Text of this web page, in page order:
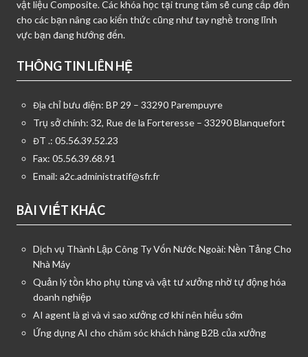
vật liệu Composite. Các khóa học tại trung tâm sẽ cung cấp đến
cho các bạn nâng cao kiến thức cũng như tay nghề trong lĩnh
vực bạn đang hướng đến.
THÔNG TIN LIÊN HỆ
Địa chỉ bưu điện: BP 29 – 33290 Parempuyre
Trụ sở chính: 32, Rue de la Forteresse – 33290 Blanquefort
ĐT .: 05.56.39.52.23
Fax: 05.56.39.68.91
Email: a2c.administratif@sfr.fr
BÀI VIẾT KHÁC
Dịch vụ Thành Lập Công Ty Vốn Nước Ngoài: Nền Tảng Cho
Nhà Máy
Quản lý tồn kho phụ tùng và vật tư xưởng nhờ tự động hóa
doanh nghiệp
AI agent là gì và vì sao xưởng cơ khí nên hiểu sớm
Ứng dụng AI cho chăm sóc khách hàng B2B của xưởng